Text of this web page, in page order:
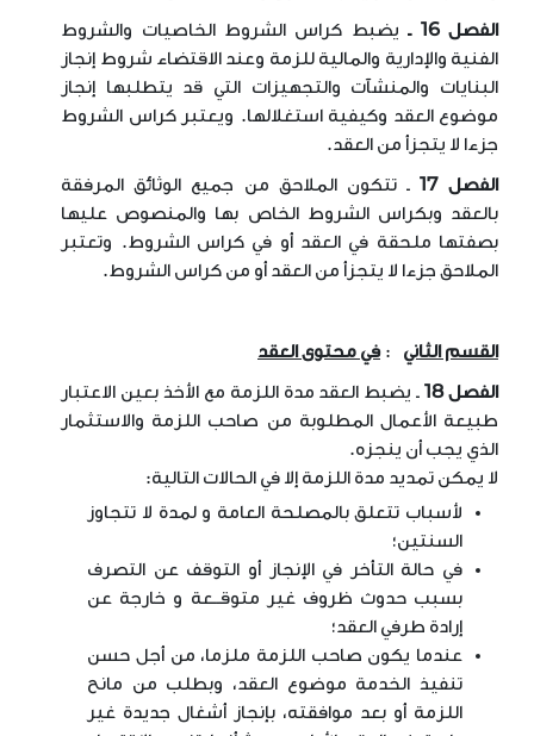
الفصل 16 ـ
يضبط كراس الشروط الخاصيات والشروط
الفنية والإدارية والمالية للزمة وعند الاقتضاء شروط إنجاز
البنايات والمنشآت والتجهيزات التي قد يتطلبها إنجاز
موضوع العقد وكيفية استغلالها. ويعتبر كراس الشروط
جزءا لا يتجزأ من العقد.
الفصل 17
ـ تتكون الملاحق من جميع الوثائق المرفقة
بالعقد وبكراس الشروط الخاص بها والمنصوص عليها
بصفتها ملحقة في العقد أو في كراس الشروط. وتعتبر
الملاحق جزءا لا يتجزأ من العقد أو من كراس الشروط.
القسم الثاني :في محتوى العقد
الفصل 18
ـ يضبط العقد مدة اللزمة مع الأخذ بعين الاعتبار
طبيعة الأعمال المطلوبة من صاحب اللزمة والاستثمار
الذي يجب أن ينجزه.
لا يمكن تمديد مدة اللزمة إلا في الحالات التالية:
لأسباب تتعلق بالمصلحة العامة و لمدة لا تتجاوز
السنتين؛
في حالة التأخر في الإنجاز أو التوقف عن التصرف
بسبب حدوث ظروف غير متوقــعة و خارجة عن
إرادة طرفي العقد؛
عندما يكون صاحب اللزمة ملزما، من أجل حسن
تنفيذ الخدمة موضوع العقد، وبطلب من مانح
اللزمة أو بعد موافقته، بإنجاز أشغال جديدة غير